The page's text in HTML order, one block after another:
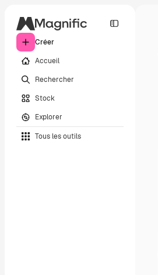
Créer
Accueil
Rechercher
Stock
Explorer
Tous les outils